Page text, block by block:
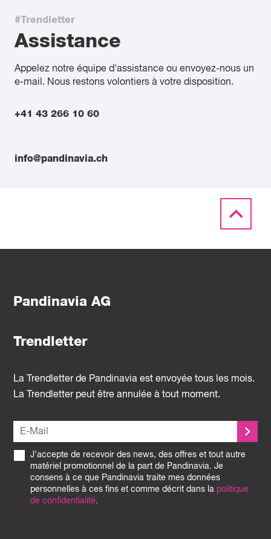
#Trendletter
Assistance
Appelez notre équipe d'assistance ou envoyez-nous un
e-mail. Nous restons volontiers à votre disposition.
+41 43 266 10 60
info@pandinavia.ch
Pandinavia AG
Trendletter
La Trendletter de Pandinavia est envoyée tous les mois.
La Trendletter peut être annulée à tout moment.
J'accepte de recevoir des news, des offres et tout autre
matériel promotionnel de la part de Pandinavia. Je
consens à ce que Pandinavia traite mes données
personnelles à ces fins et comme décrit dans la politique
de confidentialité.